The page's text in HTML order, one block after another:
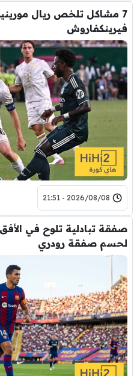
7 مشاكل تلخص ريال
فيرينكفاروش
2026/08/08 - 21:51
صفقة تبادلية تلوح في
لحسم صفقة رودري